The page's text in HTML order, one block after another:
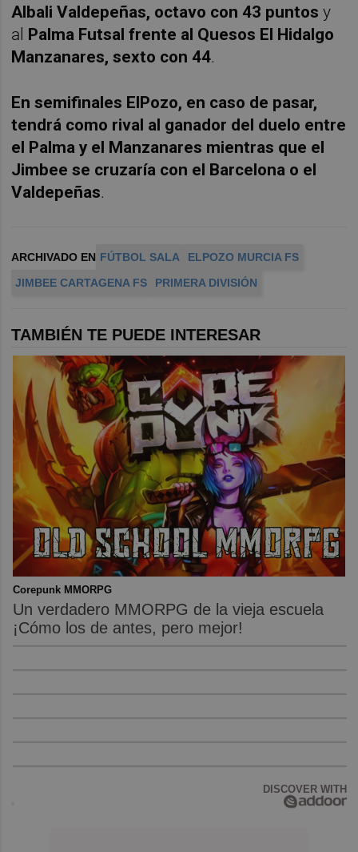
Albali Valdepeñas, octavo con 43 puntos y
al Palma Futsal frente al Quesos El Hidalgo
Manzanares, sexto con 44.
En semifinales ElPozo, en caso de pasar,
tendrá como rival al ganador del duelo entre
el Palma y el Manzanares mientras que el
Jimbee se cruzaría con el Barcelona o el
Valdepeñas.
ARCHIVADO EN FÚTBOL SALA
ELPOZO MURCIA FS
JIMBEE CARTAGENA FS
PRIMERA DIVISIÓN
TAMBIÉN TE PUEDE INTERESAR
Corepunk MMORPG
Un verdadero MMORPG de la vieja escuela
¡Cómo los de antes, pero mejor!
DISCOVER WITH